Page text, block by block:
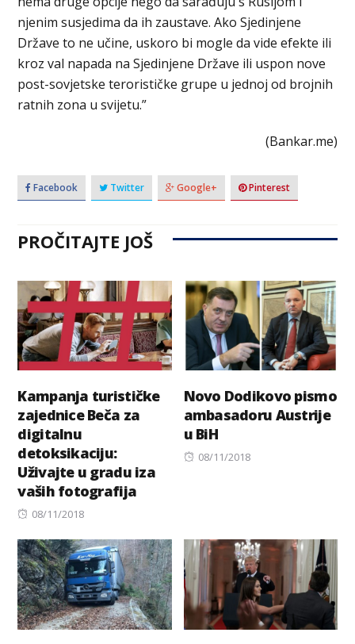
njenim susjedima da ih zaustave. Ako Sjedinjene
Države to ne učine, uskoro bi mogle da vide efekte ili
kroz val napada na Sjedinjene Države ili uspon nove
post-sovjetske terorističke grupe u jednoj od brojnih
ratnih zona u svijetu.”
(Bankar.me)
Facebook Twitter Google+ Pinterest
PROČITAJTE JOŠ
Kampanja turističke
zajednice Beča za
digitalnu
detoksikaciju:
Uživajte u gradu iza
vaših fotografija
Posted
08/11/2018
Novo Dodikovo pismo
ambasadoru Austrije
u BiH
Posted
08/11/2018